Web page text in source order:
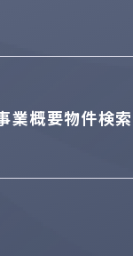
業概要物件検索